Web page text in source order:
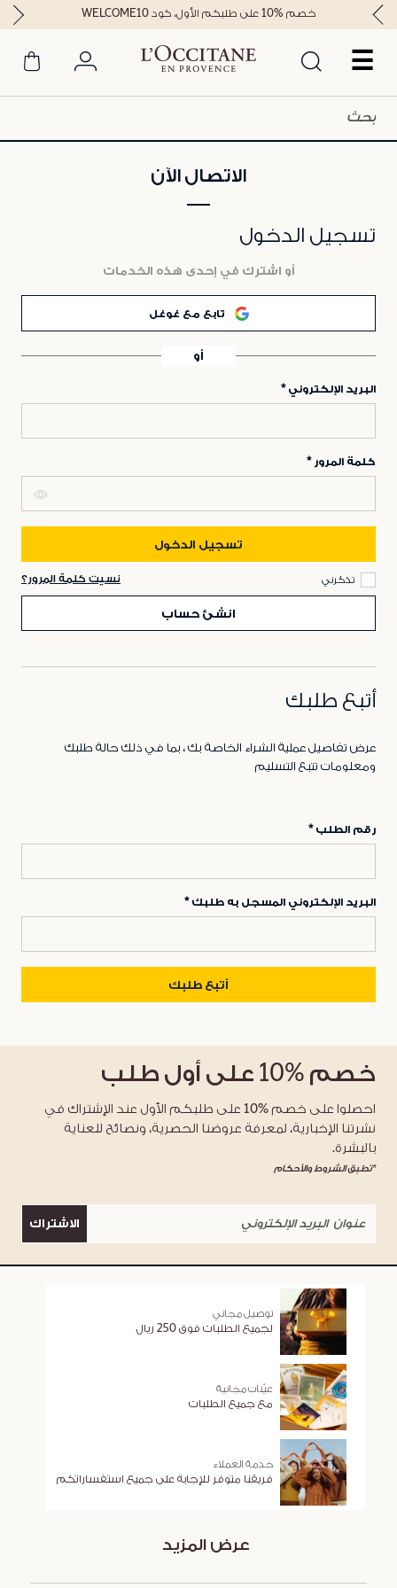
☰
خصم %10 على طلبكم الأول، كود WELCOME10
الاتصال الآن
تسجيل الدخول
أو اشترك في إحدى هذه الخدمات
تابع مع غوغل
أو
البريد الإلكتروني
كلمة المرور
تسجيل الدخول
تذكرني نسيت كلمة المرور؟
انشئ حساب
أتبع طلبك
عرض تفاصيل عملية الشراء الخاصة بك ، بما في ذلك حالة طلبك
ومعلومات تتبع التسليم
رقم الطلب
البريد الإلكتروني المسجل به طلبك
أتبع طلبك
خصم %10 على أول طلب
احصلوا على خصم %10 على طلبكم الأول عند الإشتراك في
نشرتنا الإخبارية، لمعرفة عروضنا الحصرية، ونصائح للعناية
بالبشرة.
*تطبق الشروط والأحكام
الاشتراك
توصيل مجاني
لجميع الطلبات فوق 250 ريال
عيّنات مجانية
مع جميع الطلبات
خدمة العملاء
فريقنا متوفر للإجابة على جميع استفساراتكم
عرض المزيد